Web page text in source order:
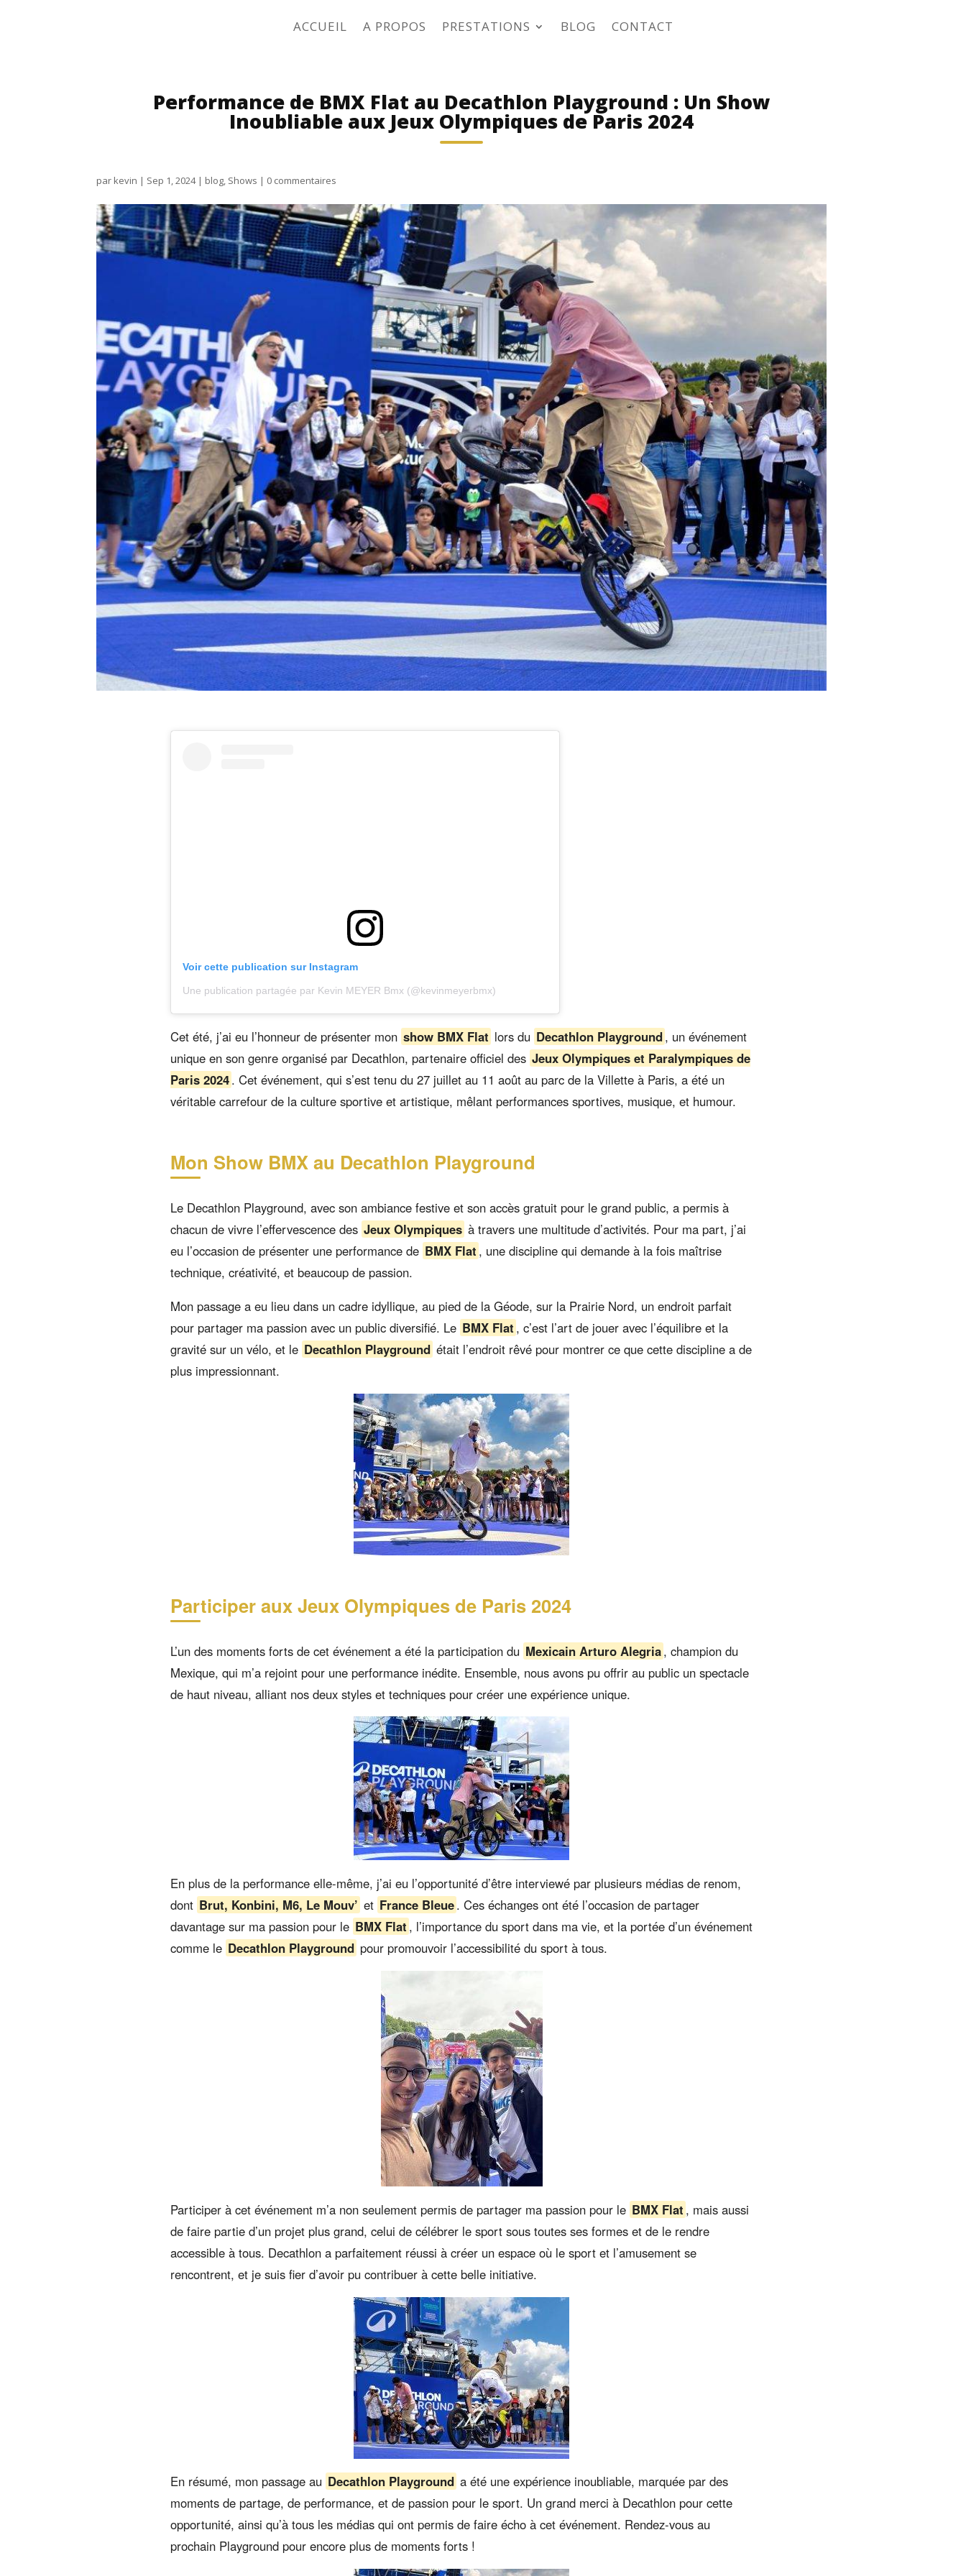
ACCUEIL A PROPOS PRESTATIONS BLOG CONTACT
Performance de BMX Flat au Decathlon Playground : Un Show
Inoubliable aux Jeux Olympiques de Paris 2024
par kevin | Sep 1, 2024| blog, Shows | 0 commentaires
Voir cette publication sur Instagram
Une publication partagée par Kevin MEYER Bmx (@kevinmeyerbmx)
Cet été, j’ai eu l’honneur de présenter mon show BMX Flat lors du Decathlon Playground, un événement
unique en son genre organisé par Decathlon, partenaire officiel des Jeux Olympiques et Paralympiques de
Paris 2024. Cet événement, qui s’est tenu du 27 juillet au 11 août au parc de la Villette à Paris, a été un
véritable carrefour de la culture sportive et artistique, mêlant performances sportives, musique, et humour.
Mon Show BMX au Decathlon Playground
Le Decathlon Playground, avec son ambiance festive et son accès gratuit pour le grand public, a permis à
chacun de vivre l’effervescence des Jeux Olympiques à travers une multitude d’activités. Pour ma part, j’ai
eu l’occasion de présenter une performance de BMX Flat , une discipline qui demande à la fois maîtrise
technique, créativité, et beaucoup de passion.
Mon passage a eu lieu dans un cadre idyllique, au pied de la Géode, sur la Prairie Nord, un endroit parfait
pour partager ma passion avec un public diversifié. Le BMX Flat , c’est l’art de jouer avec l’équilibre et la
gravité sur un vélo, et le Decathlon Playground était l’endroit rêvé pour montrer ce que cette discipline a de
plus impressionnant.
Participer aux Jeux Olympiques de Paris 2024
L’un des moments forts de cet événement a été la participation du Mexicain Arturo Alegria, champion du
Mexique, qui m’a rejoint pour une performance inédite. Ensemble, nous avons pu offrir au public un spectacle
de haut niveau, alliant nos deux styles et techniques pour créer une expérience unique.
En plus de la performance elle-même, j’ai eu l’opportunité d’être interviewé par plusieurs médias de renom,
dont Brut, Konbini, M6, Le Mouv’ et France Bleue. Ces échanges ont été l’occasion de partager
davantage sur ma passion pour le BMX Flat , l’importance du sport dans ma vie, et la portée d’un événement
comme le Decathlon Playground pour promouvoir l’accessibilité du sport à tous.
Participer à cet événement m’a non seulement permis de partager ma passion pour le BMX Flat , mais aussi
de faire partie d’un projet plus grand, celui de célébrer le sport sous toutes ses formes et de le rendre
accessible à tous. Decathlon a parfaitement réussi à créer un espace où le sport et l’amusement se
rencontrent, et je suis fier d’avoir pu contribuer à cette belle initiative.
En résumé, mon passage au Decathlon Playground a été une expérience inoubliable, marquée par des
moments de partage, de performance, et de passion pour le sport. Un grand merci à Decathlon pour cette
opportunité, ainsi qu’à tous les médias qui ont permis de faire écho à cet événement. Rendez-vous au
prochain Playground pour encore plus de moments forts !